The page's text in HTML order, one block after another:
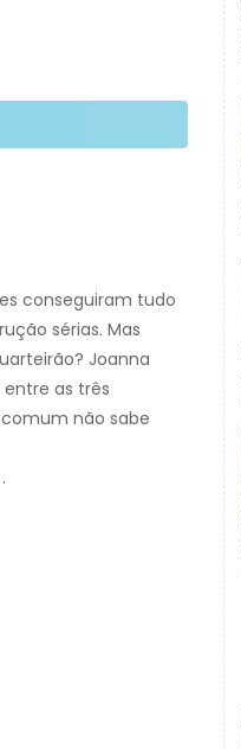
conseguiram tudo
sérias. Mas
Joanna
as três
não sabe